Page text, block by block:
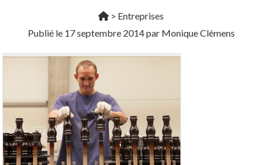
> Entreprises
Publié le 17 septembre 2014par Monique Clémens